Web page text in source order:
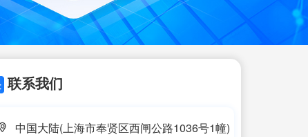
联系我们
中国大陆(上海市奉贤区西闸公路1036号1幢)